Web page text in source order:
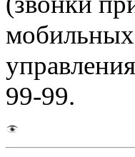
99-99.